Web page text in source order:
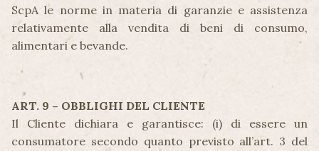
ScpA le norme in materia di garanzie e assistenza
relativamente alla vendita di beni di consumo,
alimentari e bevande.
ART. 9 – OBBLIGHI DEL CLIENTE
Il Cliente dichiara e garantisce: (i) di essere un
consumatore secondo quanto previsto all’art. 3 del